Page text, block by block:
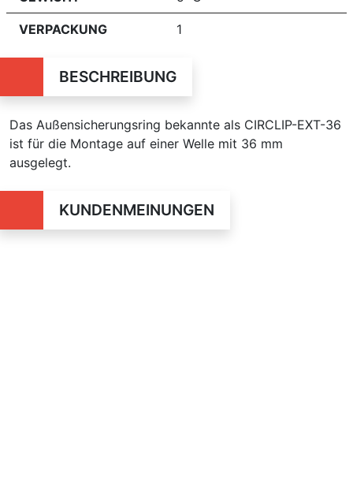
VERPACKUNG 1
BESCHREIBUNG
Das Außensicherungsring bekannte als CIRCLIP-EXT-36
ist für die Montage auf einer Welle mit 36 mm
ausgelegt.
KUNDENMEINUNGEN